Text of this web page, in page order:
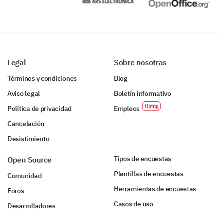
Visita en persona
Otro:
¿Qué tan satisfecho estuviste con el apoyo
general que recibiste?
Muy satisfecho
Neutral
Legal
Términos y condiciones
Aviso legal
Política de privacidad
Cancelación
Desistimiento
Sobre nosotras
Blog
Boletín informativo
Empleos
Open Source
Comunidad
Foros
Desarrolladores
Tipos de encuestas
Plantillas de encuestas
Herramientas de encuestas
Casos de uso